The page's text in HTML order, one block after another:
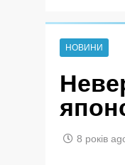
НОВИНИ
8 років